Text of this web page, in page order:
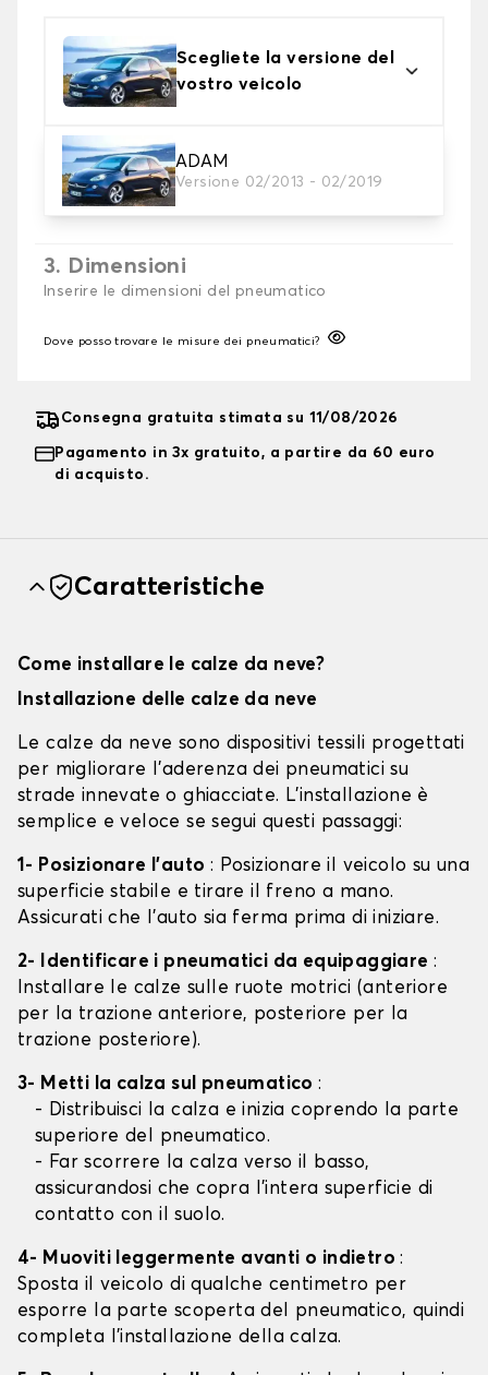
Scegliete la versione del
vostro veicolo
ADAM
Versione 02/2013 - 02/2019
2. Finitura a calza
Scegli le calze da neve adatte alle tue necessità
3. Dimensioni
Inserire le dimensioni del pneumatico
Dove posso trovare le misure dei pneumatici?
Consegna gratuita stimata su 11/08/2026
Pagamento in 3x gratuito, a partire da 60 euro
di acquisto.
Caratteristiche
Come installare le calze da neve?
Installazione delle calze da neve
Le calze da neve sono dispositivi tessili progettati
per migliorare l'aderenza dei pneumatici su
strade innevate o ghiacciate. L'installazione è
semplice e veloce se segui questi passaggi:
1- Posizionare l'auto : Posizionare il veicolo su una
superficie stabile e tirare il freno a mano.
Assicurati che l'auto sia ferma prima di iniziare.
2- Identificare i pneumatici da equipaggiare :
Installare le calze sulle ruote motrici (anteriore
per la trazione anteriore, posteriore per la
trazione posteriore).
3- Metti la calza sul pneumatico:
- Distribuisci la calza e inizia coprendo la parte
superiore del pneumatico.
- Far scorrere la calza verso il basso,
assicurandosi che copra l'intera superficie di
contatto con il suolo.
4- Muoviti leggermente avanti o indietro:
Sposta il veicolo di qualche centimetro per
esporre la parte scoperta del pneumatico, quindi
completa l'installazione della calza.